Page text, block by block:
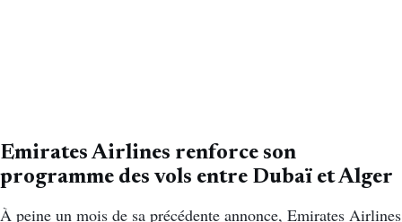
Emirates Airlines renforce son
programme des vols entre Dubaï et Alger
À peine un mois de sa précédente annonce, Emirates Airlines